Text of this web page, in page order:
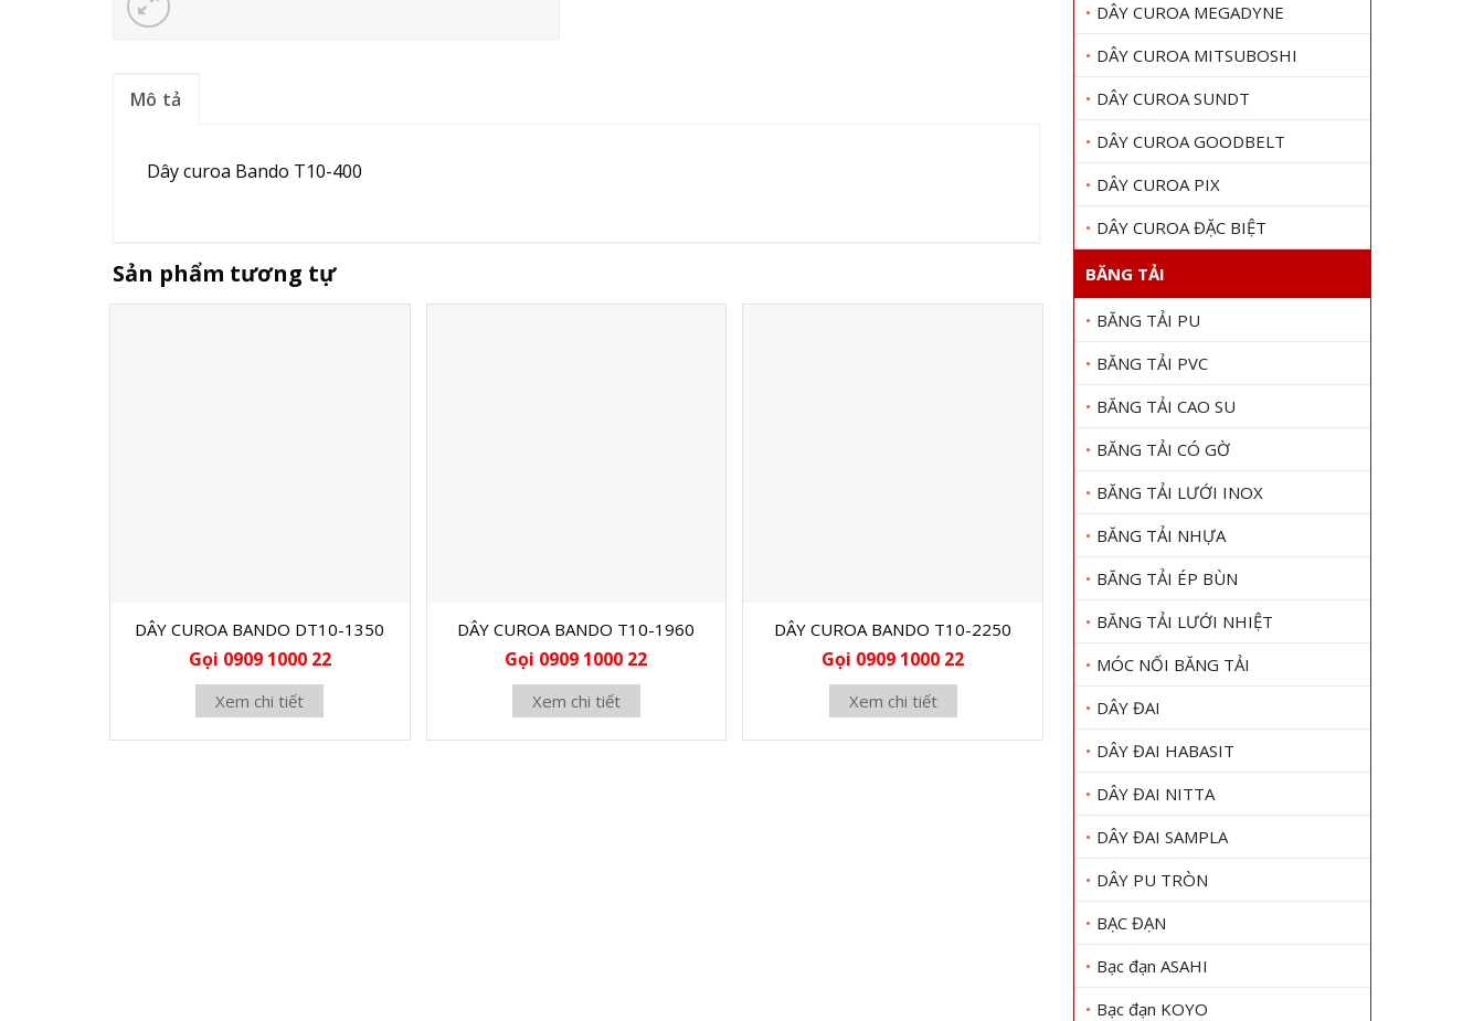
DÂY CUROA MEGADYNE
DÂY CUROA MITSUBOSHI
DÂY CUROA SUNDT
DÂY CUROA GOODBELT
DÂY CUROA PIX
DÂY CUROA ĐẶC BIỆT
BĂNG TẢI
BĂNG TẢI PU
BĂNG TẢI PVC
BĂNG TẢI CAO SU
BĂNG TẢI CÓ GỜ
BĂNG TẢI LƯỚI INOX
BĂNG TẢI NHỰA
BĂNG TẢI ÉP BÙN
BĂNG TẢI LƯỚI NHIỆT
MÓC NỐI BĂNG TẢI
DÂY ĐAI
DÂY ĐAI HABASIT
DÂY ĐAI NITTA
DÂY ĐAI SAMPLA
DÂY PU TRÒN
BẠC ĐẠN
Bạc đạn ASAHI
Bạc đạn KOYO
Mô tả
Dây curoa Bando T10-400
Sản phẩm tương tự
DÂY CUROA BANDO DT10-1350
Gọi 0909 1000 22
Xem chi tiết
DÂY CUROA BANDO T10-1960
Gọi 0909 1000 22
Xem chi tiết
DÂY CUROA BANDO T10-2250
Gọi 0909 1000 22
Xem chi tiết
Dây curoa BANDO T10-1300
Gọi 0909 1000 22